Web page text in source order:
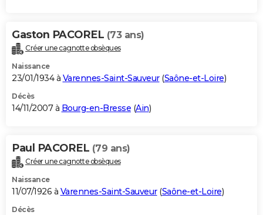
Gaston PACOREL (73 ans)
Créer une cagnotte obsèques
Naissance
23/01/1934 à Varennes-Saint-Sauveur(Saône-et-Loire)
Décès
14/11/2007 à Bourg-en-Bresse (Ain)
Paul PACOREL (79 ans)
Créer une cagnotte obsèques
Naissance
11/07/1926 à Varennes-Saint-Sauveur(Saône-et-Loire)
Décès